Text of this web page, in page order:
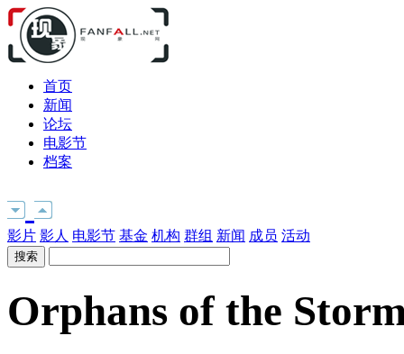
首页
新闻
论坛
电影节
档案
影片 影人 电影节 基金 机构 群组 新闻 成员 活动
Orphans of the